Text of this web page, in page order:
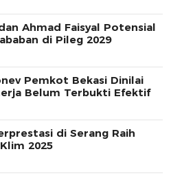
Ahmad Faisyal Potensial
di Pileg 2029
Pemkot Bekasi Dinilai
Belum Terbukti Efektif
di Serang Raih
2025